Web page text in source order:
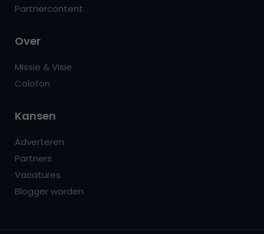
Partnercontent
Over
Missie & Visie
Colofon
Kansen
Adverteren
Partners
Vacatures
Blogger worden